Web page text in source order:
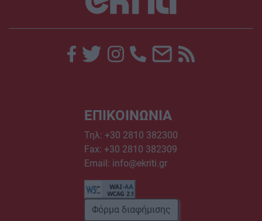
ΕΠΙΚΟΙΝΩΝΙΑ
Τηλ: +30 2810 382300
Fax: +30 2810 382309
Email: info@ekriti.gr
Φόρμα διαφήμισης